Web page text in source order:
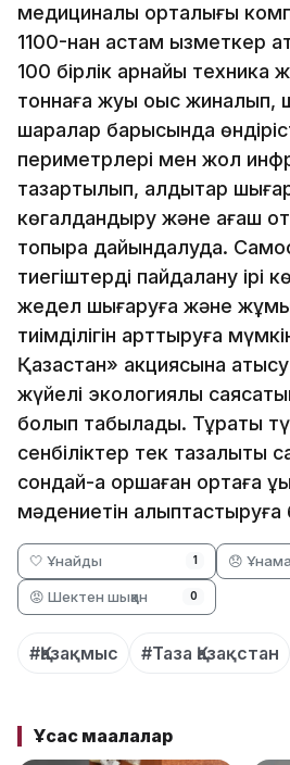
медициналық орталығы
1100-нан астам қызметкер
100 бірлік арнайы
тоннаға жуық қоқыс
шаралар барысында
периметрлері мен жол
тазартылып, қалдықтар
көгалдандыру және ағаш
топырақ дайындалуда.
тиегіштерді пайдалану ірі
жедел шығаруға және
тиімділігін арттыруға
Қазақстан» акциясына
жүйелі экологиялық
болып табылады. Тұрақты
сенбіліктер тек тазалықты
сондай-ақ қоршаған ортаға
мәдениетін қалыптастыруға
🤍 Ұнайды 1 😞
😡 Шектен шыққан 0
#Қазақмыс #Таза Қазақстан
Ұқсас мақалалар